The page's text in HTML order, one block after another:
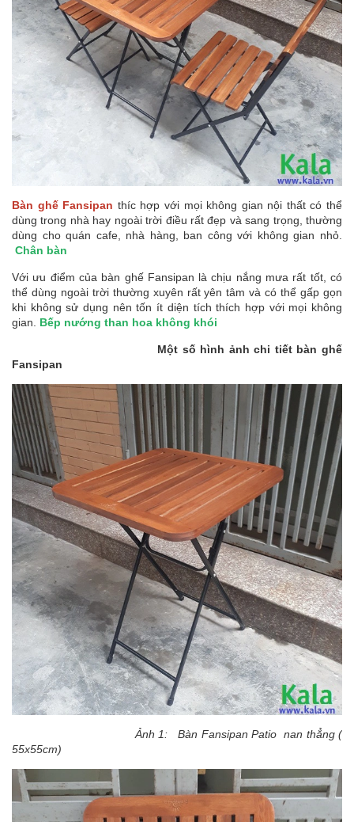
Bàn ghế Fansipan thíc hợp với mọi không gian nội thất có thể
dùng trong nhà hay ngoài trời điều rất đẹp và sang trọng, thường
dùng cho quán cafe, nhà hàng, ban công với không gian nhỏ.
Chân bàn
Với ưu điểm của bàn ghế Fansipan là chịu nắng mưa rất tốt, có
thể dùng ngoài trời thường xuyên rất yên tâm và có thể gấp gọn
khi không sử dụng nên tốn ít diện tích thích hợp với mọi không
gian. Bếp nướng than hoa không khói
Một số hình ảnh chi tiết bàn ghế
Fansipan
Ảnh 1: Bàn Fansipan Patio nan thẳng (
55x55cm)